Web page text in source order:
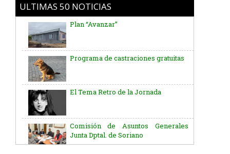
ULTIMAS 50 NOTICIAS
Plan “Avanzar”
Programa de castraciones gratuitas
El Tema Retro de la Jornada
Comisión de Asuntos Generales
Junta Dptal. de Soriano